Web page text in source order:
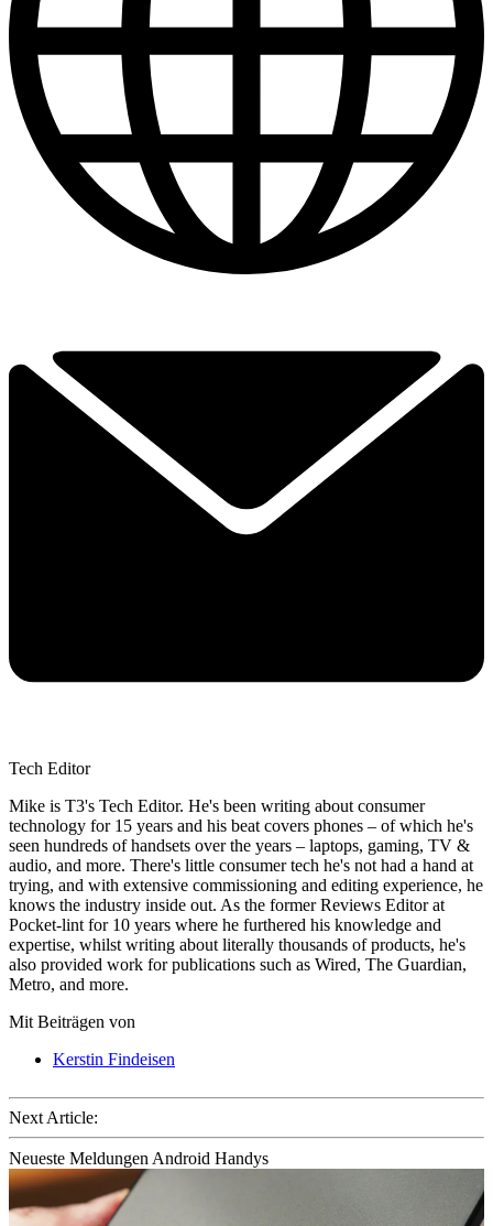
Tech Editor
Mike is T3's Tech Editor. He's been writing about consumer
technology for 15 years and his beat covers phones – of which he's
seen hundreds of handsets over the years – laptops, gaming, TV &
audio, and more. There's little consumer tech he's not had a hand at
trying, and with extensive commissioning and editing experience, he
knows the industry inside out. As the former Reviews Editor at
Pocket-lint for 10 years where he furthered his knowledge and
expertise, whilst writing about literally thousands of products, he's
also provided work for publications such as Wired, The Guardian,
Metro, and more.
Mit Beiträgen von
Kerstin Findeisen
Next Article:
Neueste Meldungen Android Handys